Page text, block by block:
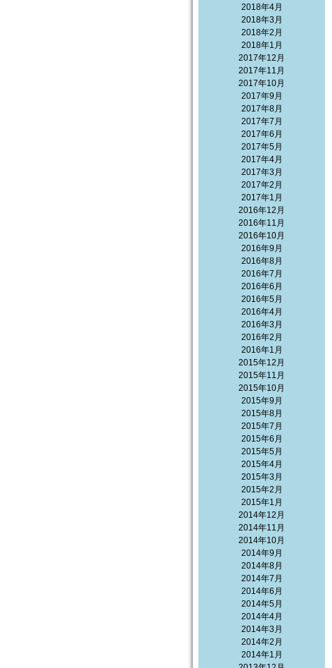
2018年4月
2018年3月
2018年2月
2018年1月
2017年12月
2017年11月
2017年10月
2017年9月
2017年8月
2017年7月
2017年6月
2017年5月
2017年4月
2017年3月
2017年2月
2017年1月
2016年12月
2016年11月
2016年10月
2016年9月
2016年8月
2016年7月
2016年6月
2016年5月
2016年4月
2016年3月
2016年2月
2016年1月
2015年12月
2015年11月
2015年10月
2015年9月
2015年8月
2015年7月
2015年6月
2015年5月
2015年4月
2015年3月
2015年2月
2015年1月
2014年12月
2014年11月
2014年10月
2014年9月
2014年8月
2014年7月
2014年6月
2014年5月
2014年4月
2014年3月
2014年2月
2014年1月